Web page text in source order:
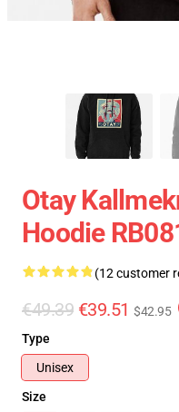
Otay
Hoodie
(12 customer
€49.39 €39.51 $42.95
Type
Unisex
Size